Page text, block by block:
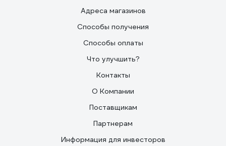
Адреса магазинов
Способы получения
Способы оплаты
Что улучшить?
Контакты
О Компании
Поставщикам
Партнерам
Информация для инвесторов